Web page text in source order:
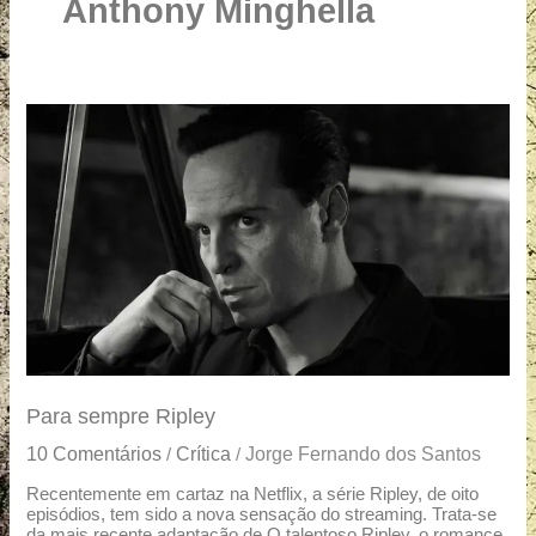
e
Anthony Minghella
Para sempre Ripley
10 Comentários / Crítica /Jorge Fernando dos Santos
Recentemente em cartaz na Netflix, a série Ripley, de oito
episódios, tem sido a nova sensação do streaming. Trata-se
sempre
Ripley